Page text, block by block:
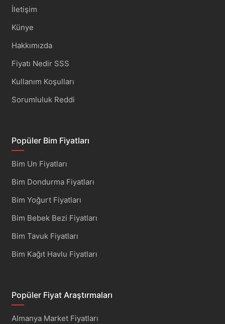
İletişim
Künye
Hakkımızda
Fiyatı Nedir SSS
Kullanım Koşulları
Sorumluluk Reddi
Popüler Bim Fiyatları
Bim Un Fiyatları
Bim Dondurma Fiyatları
Bim Yoğurt Fiyatları
Bim Bebek Bezi Fiyatları
Bim Tavuk Fiyatları
Bim Kağıt Havlu Fiyatları
Popüler Fiyat Araştırmaları
Almanya Market Fiyatları